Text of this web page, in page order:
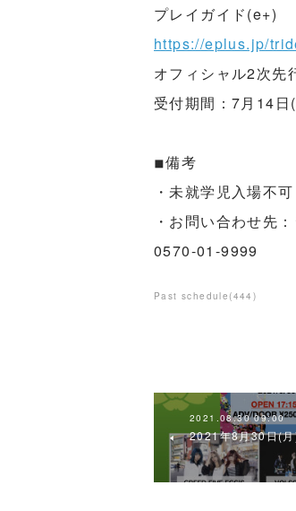
プレイガイド(e+)
https://eplus.jp/
オフィシャル2次先
受付期間：7月14
◾︎備考
・未就学児入場不可
・お問い合わせ先
0570-01-9999
Past schedule (444 )
2021.08.30 09:00
2021年8月30日(